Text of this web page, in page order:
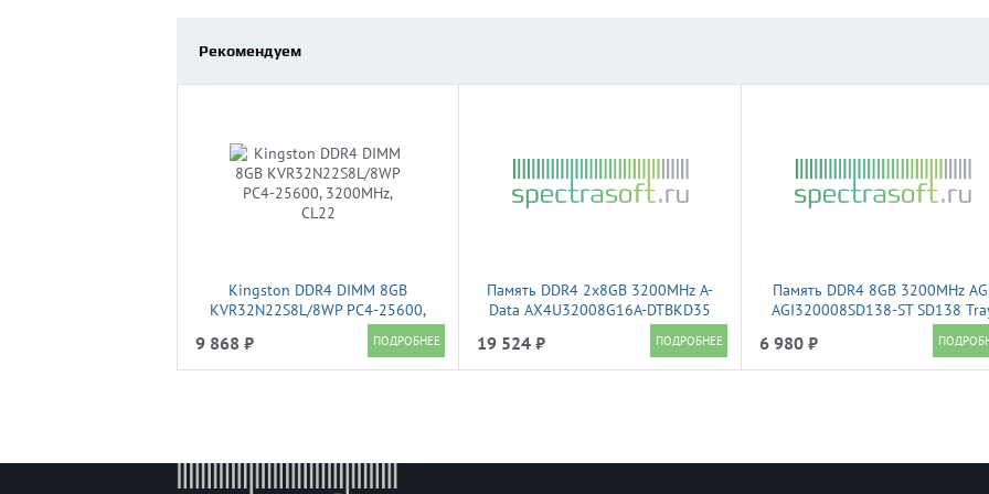
Рекомендуем
Kingston DDR4 DIMM 8GB
KVR32N22S8L/8WP PC4-25600,
3200MHz, CL22
9 868 ₽
Память DDR4 2x8GB 3200MHz A-
Data AX4U32008G16A-DTBKD35
XPG Gammix D35 RTL PC4-25600
CL16 DIMM 288-pin 1.35В single
rank Ret
19 524 ₽
Память DDR4 8GB 3200MHz
AGI320008SD138-ST SD138
PC4-25600 CL22 SO-DIMM 260-
6 980 ₽